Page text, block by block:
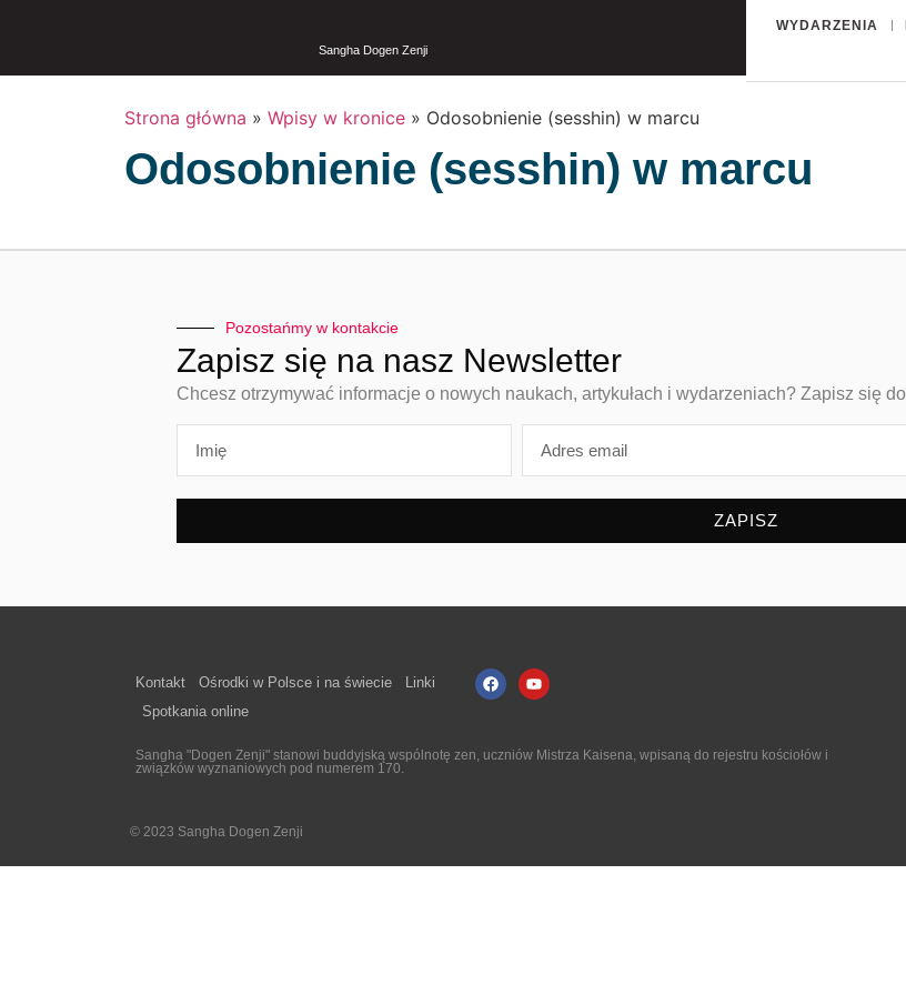
Sangha Dogen Zenji
WYDARZENIA
Strona główna » Wpisy w kronice » Odosobnienie (sesshin) w marcu
Odosobnienie (sesshin) w marcu
Pozostańmy w kontakcie
Zapisz się na nasz Newsletter
Chcesz otrzymywać informacje o nowych naukach, artykułach i wydarzeniach? Zapisz się
ZAPISZ
Kontakt Ośrodki w Polsce i na świecie
Linki
Spotkania online
Sangha "Dogen Zenji" stanowi buddyjską wspólnotę zen, uczniów Mistrza Kaisena, wpisaną do rejestru kościołów i
związków wyznaniowych pod numerem 170.
© 2023 Sangha Dogen Zenji